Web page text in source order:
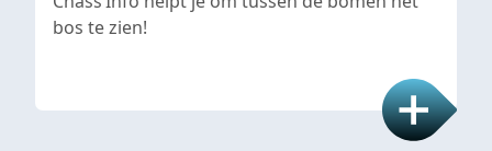
bos te zien!